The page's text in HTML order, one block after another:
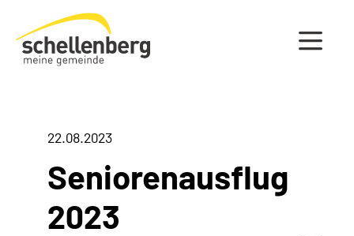
Gemeinde Schellenberg Startseite
22.08.2023
Seniorenausflug
2023